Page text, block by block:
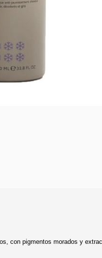
con pigmentos morados y